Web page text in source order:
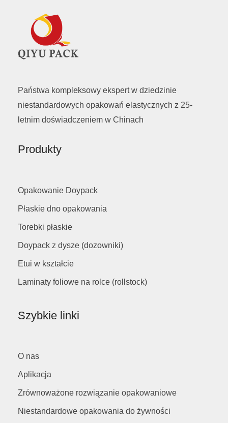
Państwa kompleksowy ekspert w dziedzinie
niestandardowych opakowań elastycznych z 25-
letnim doświadczeniem w Chinach
Produkty
Opakowanie Doypack
Płaskie dno opakowania
Torebki płaskie
Doypack z dysze (dozowniki)
Etui w kształcie
Laminaty foliowe na rolce (rollstock)
Szybkie linki
O nas
Aplikacja
Zrównoważone rozwiązanie opakowaniowe
Niestandardowe opakowania do żywności